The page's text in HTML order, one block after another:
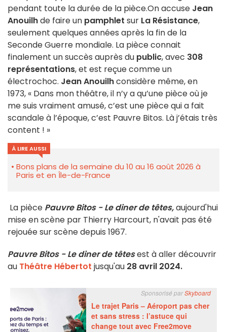
pendant toute la durée de la pièce.On accuse Jean
Anouilhde faire un pamphlet sur La Résistance,
seulement quelques années après la fin de la
Seconde Guerre mondiale. La pièce connait
finalement un succès auprès du public, avec 308
représentations, et est reçue comme un
électrochoc. Jean Anouilhconsidère même, en
1973, « Dans mon théâtre, il n’y a qu’une pièce où je
me suis vraiment amusé, c’est une pièce qui a fait
scandale à l’époque, c’est Pauvre Bitos. Là j’étais très
content ! »
À LIRE AUSSI
Bons plans de la semaine du 10 au 16 août 2026 à
Paris et en Île-de-France
La pièce Pauvre Bitos - Le diner de têtes,aujourd'hui
mise en scène par Thierry Harcourt, n'avait pas été
rejouée sur scène depuis 1967.
Pauvre Bitos - Le diner de têtesest à aller découvrir
au Théâtre Hébertot jusqu'au 28 avril 2024.